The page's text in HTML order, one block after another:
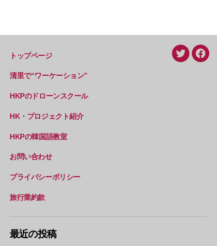
トップページ
清里で“ワーケーション”
HKPのドローンスクール
HK・プロジェクト紹介
HKPの韓国語教室
お問い合わせ
プライバシーポリシー
旅行業約款
Twitter
最近の投稿